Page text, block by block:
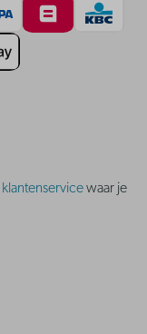
klantenservicewaar je